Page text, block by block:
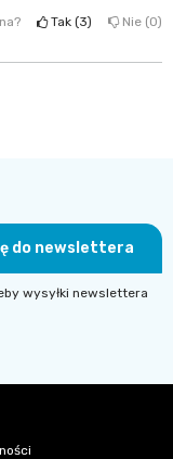
Tak 3 Nie 0
do newslettera
wysyłki newslettera